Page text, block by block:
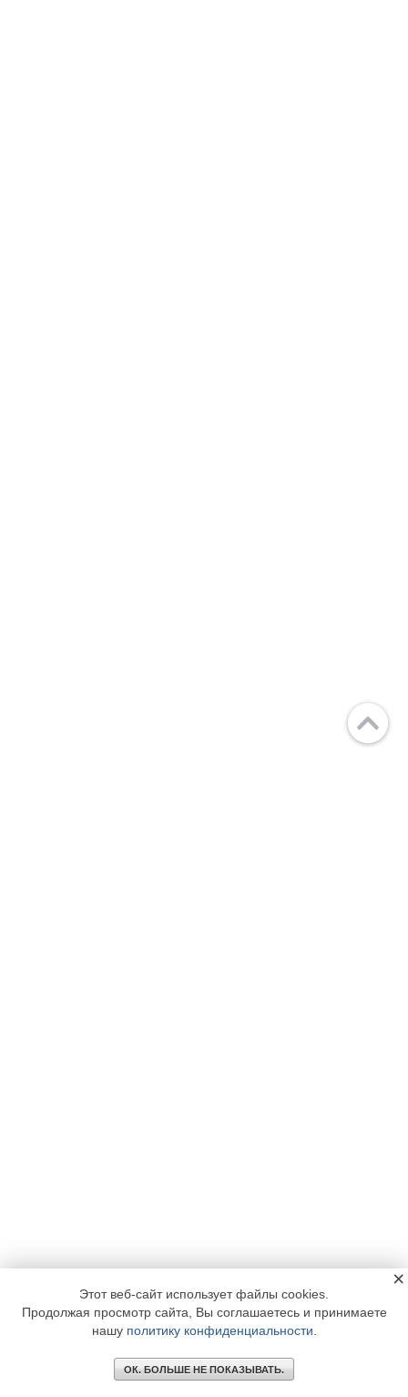
Этот веб-сайт использует файлы cookies.
Продолжая просмотр сайта, Вы соглашаетесь и принимаете
нашу политику конфиденциальности
ОК. БОЛЬШЕ НЕ ПОКАЗЫВАТЬ.
×